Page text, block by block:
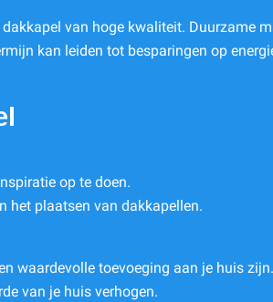
van hoge kwaliteit. Duurzame
kan leiden tot besparingen op
op te doen.
het plaatsen van dakkapellen.
waardevolle toevoeging aan je huis
van je huis verhogen.